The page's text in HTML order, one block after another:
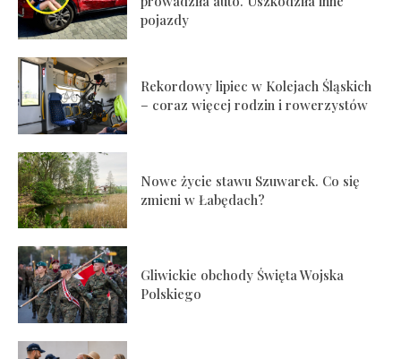
pojazdy
Rekordowy lipiec w Kolejach Śląskich
– coraz więcej rodzin i rowerzystów
Nowe życie stawu Szuwarek. Co się
zmieni w Łabędach?
Gliwickie obchody Święta Wojska
Polskiego